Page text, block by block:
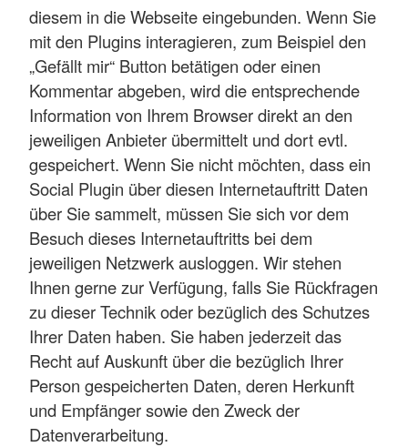
diesem in die Webseite eingebunden. Wenn Sie
mit den Plugins interagieren, zum Beispiel den
„Gefällt mir“ Button betätigen oder einen
Kommentar abgeben, wird die entsprechende
Information von Ihrem Browser direkt an den
jeweiligen Anbieter übermittelt und dort evtl.
gespeichert. Wenn Sie nicht möchten, dass ein
Social Plugin über diesen Internetauftritt Daten
über Sie sammelt, müssen Sie sich vor dem
Besuch dieses Internetauftritts bei dem
jeweiligen Netzwerk ausloggen. Wir stehen
Ihnen gerne zur Verfügung, falls Sie Rückfragen
zu dieser Technik oder bezüglich des Schutzes
Ihrer Daten haben. Sie haben jederzeit das
Recht auf Auskunft über die bezüglich Ihrer
Person gespeicherten Daten, deren Herkunft
und Empfänger sowie den Zweck der
Datenverarbeitung.